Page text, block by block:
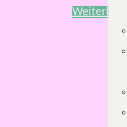
Weiterlesen